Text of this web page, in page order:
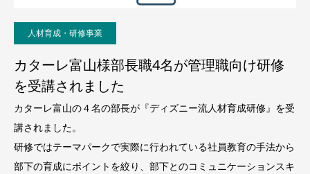
人材育成・研修事業
カターレ富山様部長職4名が管理職向け研修
を受講されました
カターレ富山の４名の部長が『ディズニー流人材育成研修』を受
講されました。
研修ではテーマパークで実際に行われている社員教育の手法から
部下の育成にポイントを絞り、部下とのコミュニケーションスキ